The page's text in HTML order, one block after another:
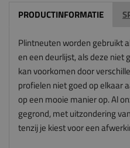
PRODUCTINFORMATIE
Plintneuten worden gebruikt
en een deurlijst, als deze niet
kan voorkomen door
profielen niet goed op elkaar
op een mooie manier op. Al
gegrond, met uitzondering
tenzij je kiest voor een